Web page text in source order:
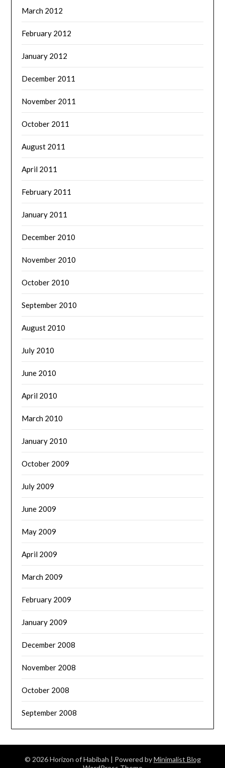
March 2012
February 2012
January 2012
December 2011
November 2011
October 2011
August 2011
April 2011
February 2011
January 2011
December 2010
November 2010
October 2010
September 2010
August 2010
July 2010
June 2010
April 2010
March 2010
January 2010
October 2009
July 2009
June 2009
May 2009
April 2009
March 2009
February 2009
January 2009
December 2008
November 2008
October 2008
September 2008
© 2026 Horizon of Habibah | Powered byMinimalist Blog